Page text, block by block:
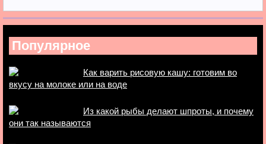
Популярное
Как варить рисовую кашу: готовим во
вкусу на молоке или на воде
Из какой рыбы делают шпроты, и почему
они так называются